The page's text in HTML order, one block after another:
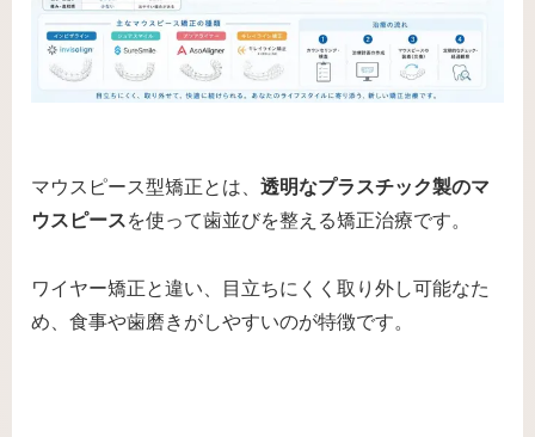
マウスピース型矯正とは、 透明なプラスチック製のマ
ウスピースを使って歯並びを整える矯正治療です。
ワイヤー矯正と違い、目立ちにくく取り外し可能なた
め、食事や歯磨きがしやすいのが特徴です。